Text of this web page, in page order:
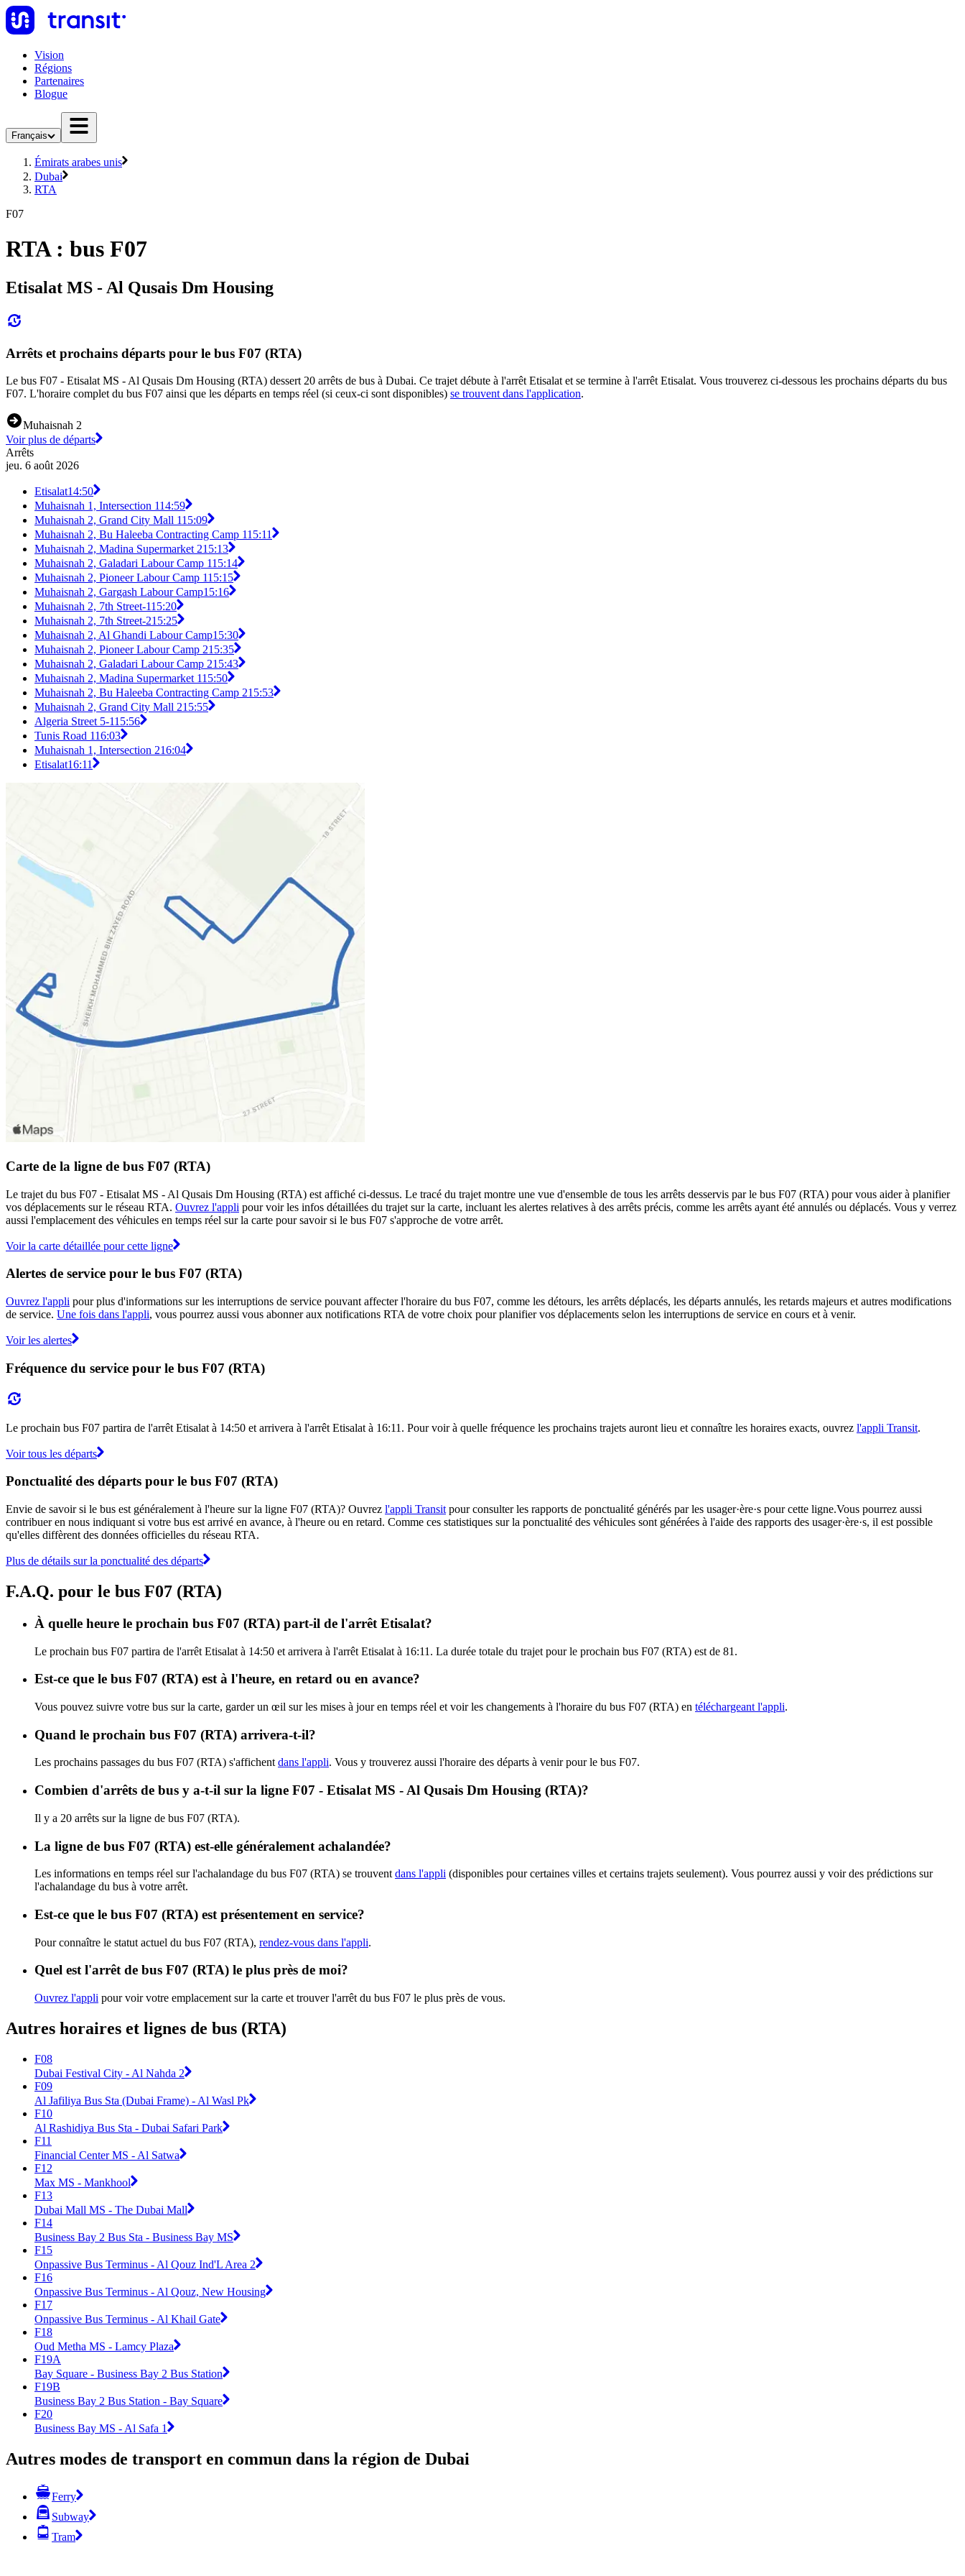
Vision
Régions
Partenaires
Blogue
Français
Émirats arabes unis
Dubai
RTA
F07
RTA : bus F07
Etisalat MS - Al Qusais Dm Housing
Arrêts et prochains départs pour le bus F07 (RTA)
Le bus F07 - Etisalat MS - Al Qusais Dm Housing (RTA) dessert 20 arrêts de bus à Dubai. Ce trajet débute à l'arrêt Etisalat et se termine à l'arrêt Etisalat. Vous trouverez ci-dessous les prochains départs du bus
F07. L'horaire complet du bus F07 ainsi que les départs en temps réel (si ceux-ci sont disponibles) se trouvent dans l'application.
Muhaisnah 2
Voir plus de départs
Arrêts
jeu. 6 août 2026
Etisalat14:50
Muhaisnah 1, Intersection 114:59
Muhaisnah 2, Grand City Mall 115:09
Muhaisnah 2, Bu Haleeba Contracting Camp 115:11
Muhaisnah 2, Madina Supermarket 215:13
Muhaisnah 2, Galadari Labour Camp 115:14
Muhaisnah 2, Pioneer Labour Camp 115:15
Muhaisnah 2, Gargash Labour Camp15:16
Muhaisnah 2, 7th Street-115:20
Muhaisnah 2, 7th Street-215:25
Muhaisnah 2, Al Ghandi Labour Camp15:30
Muhaisnah 2, Pioneer Labour Camp 215:35
Muhaisnah 2, Galadari Labour Camp 215:43
Muhaisnah 2, Madina Supermarket 115:50
Muhaisnah 2, Bu Haleeba Contracting Camp 215:53
Muhaisnah 2, Grand City Mall 215:55
Algeria Street 5-115:56
Tunis Road 116:03
Muhaisnah 1, Intersection 216:04
Etisalat16:11
Carte de la ligne de bus F07 (RTA)
Le trajet du bus F07 - Etisalat MS - Al Qusais Dm Housing (RTA) est affiché ci-dessus. Le tracé du trajet montre une vue d'ensemble de tous les arrêts desservis par le bus F07 (RTA) pour vous aider à planifier
vos déplacements sur le réseau RTA. Ouvrez l'appli pour voir les infos détaillées du trajet sur la carte, incluant les alertes relatives à des arrêts précis, comme les arrêts ayant été annulés ou déplacés. Vous y verrez
aussi l'emplacement des véhicules en temps réel sur la carte pour savoir si le bus F07 s'approche de votre arrêt.
Voir la carte détaillée pour cette ligne
Alertes de service pour le bus F07 (RTA)
Ouvrez l'appli pour plus d'informations sur les interruptions de service pouvant affecter l'horaire du bus F07, comme les détours, les arrêts déplacés, les départs annulés, les retards majeurs et autres modifications
de service. Une fois dans l'appli, vous pourrez aussi vous abonner aux notifications RTA de votre choix pour planifier vos déplacements selon les interruptions de service en cours et à venir.
Voir les alertes
Fréquence du service pour le bus F07 (RTA)
Le prochain bus F07 partira de l'arrêt Etisalat à 14:50 et arrivera à l'arrêt Etisalat à 16:11. Pour voir à quelle fréquence les prochains trajets auront lieu et connaître les horaires exacts, ouvrez l'appli Transit.
Voir tous les départs
Ponctualité des départs pour le bus F07 (RTA)
Envie de savoir si le bus est généralement à l'heure sur la ligne F07 (RTA)? Ouvrez l'appli Transit pour consulter les rapports de ponctualité générés par les usager·ère·s pour cette ligne.Vous pourrez aussi
contribuer en nous indiquant si votre bus est arrivé en avance, à l'heure ou en retard. Comme ces statistiques sur la ponctualité des véhicules sont générées à l'aide des rapports des usager·ère·s, il est possible
qu'elles diffèrent des données officielles du réseau RTA.
Plus de détails sur la ponctualité des départs
F.A.Q. pour le bus F07 (RTA)
À quelle heure le prochain bus F07 (RTA) part-il de l'arrêt Etisalat?
Le prochain bus F07 partira de l'arrêt Etisalat à 14:50 et arrivera à l'arrêt Etisalat à 16:11. La durée totale du trajet pour le prochain bus F07 (RTA) est de 81.
Est-ce que le bus F07 (RTA) est à l'heure, en retard ou en avance?
Vous pouvez suivre votre bus sur la carte, garder un œil sur les mises à jour en temps réel et voir les changements à l'horaire du bus F07 (RTA) en téléchargeant l'appli.
Quand le prochain bus F07 (RTA) arrivera-t-il?
Les prochains passages du bus F07 (RTA) s'affichent dans l'appli. Vous y trouverez aussi l'horaire des départs à venir pour le bus F07.
Combien d'arrêts de bus y a-t-il sur la ligne F07 - Etisalat MS - Al Qusais Dm Housing (RTA)?
Il y a 20 arrêts sur la ligne de bus F07 (RTA).
La ligne de bus F07 (RTA) est-elle généralement achalandée?
Les informations en temps réel sur l'achalandage du bus F07 (RTA) se trouvent dans l'appli (disponibles pour certaines villes et certains trajets seulement). Vous pourrez aussi y voir des prédictions sur
l'achalandage du bus à votre arrêt.
Est-ce que le bus F07 (RTA) est présentement en service?
Pour connaître le statut actuel du bus F07 (RTA), rendez-vous dans l'appli.
Quel est l'arrêt de bus F07 (RTA) le plus près de moi?
Ouvrez l'appli pour voir votre emplacement sur la carte et trouver l'arrêt du bus F07 le plus près de vous.
Autres horaires et lignes de bus (RTA)
F08
Dubai Festival City - Al Nahda 2
F09
Al Jafiliya Bus Sta (Dubai Frame) - Al Wasl Pk
F10
Al Rashidiya Bus Sta - Dubai Safari Park
F11
Financial Center MS - Al Satwa
F12
Max MS - Mankhool
F13
Dubai Mall MS - The Dubai Mall
F14
Business Bay 2 Bus Sta - Business Bay MS
F15
Onpassive Bus Terminus - Al Qouz Ind'L Area 2
F16
Onpassive Bus Terminus - Al Qouz, New Housing
F17
Onpassive Bus Terminus - Al Khail Gate
F18
Oud Metha MS - Lamcy Plaza
F19A
Bay Square - Business Bay 2 Bus Station
F19B
Business Bay 2 Bus Station - Bay Square
F20
Business Bay MS - Al Safa 1
Autres modes de transport en commun dans la région de Dubai
Ferry
Subway
Tram